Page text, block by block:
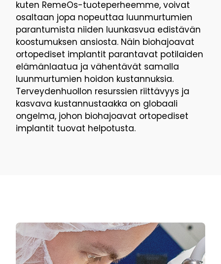
kuten RemeOs-tuoteperheemme, voivat
osaltaan jopa nopeuttaa luunmurtumien
parantumista niiden luunkasvua edistävän
koostumuksen ansiosta. Näin biohajoavat
ortopediset implantit parantavat potilaiden
elämänlaatua ja vähentävät samalla
luunmurtumien hoidon kustannuksia.
Terveydenhuollon resurssien riittävyys ja
kasvava kustannustaakka on globaali
ongelma, johon biohajoavat ortopediset
implantit tuovat helpotusta.